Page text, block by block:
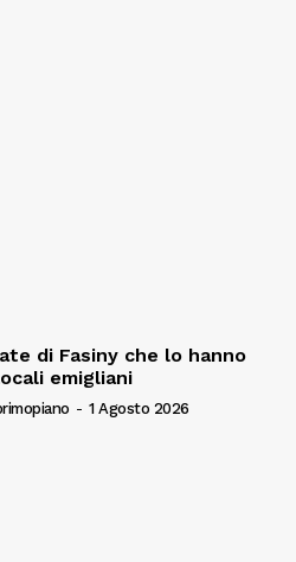
di Fasiny che lo hanno
emigliani
- 1 Agosto 2026